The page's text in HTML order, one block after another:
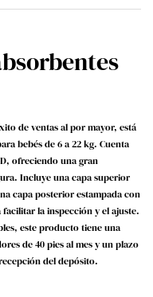
de ventas al por mayor, está
bebés de 6 a 22 kg. Cuenta
ofreciendo una gran
Incluye una capa superior
capa posterior estampada con
la inspección y el ajuste.
este producto tiene una
de 40 pies al mes y un plazo
del depósito.